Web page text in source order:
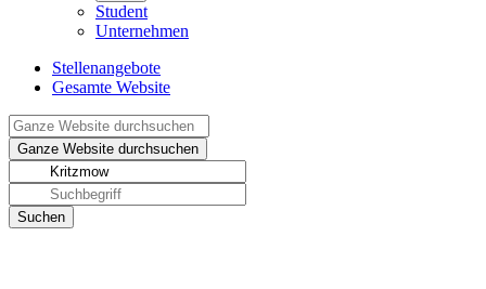
Student
Unternehmen
Stellenangebote
Gesamte Website